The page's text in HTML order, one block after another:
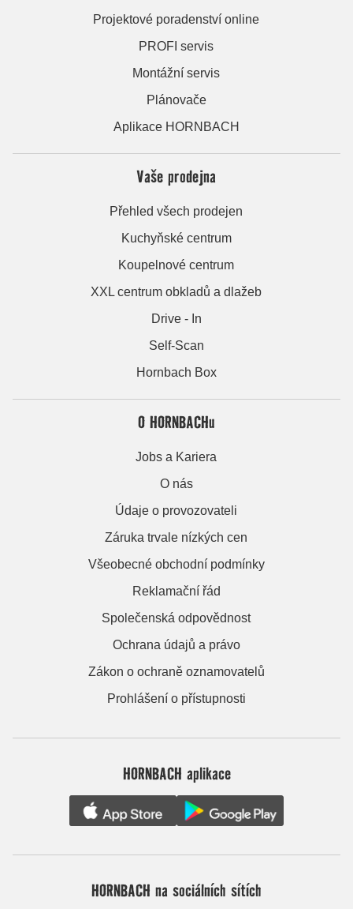
Projektové poradenství online
PROFI servis
Montážní servis
Plánovače
Aplikace HORNBACH
Vaše prodejna
Přehled všech prodejen
Kuchyňské centrum
Koupelnové centrum
XXL centrum obkladů a dlažeb
Drive - In
Self-Scan
Hornbach Box
O HORNBACHu
Jobs a Kariera
O nás
Údaje o provozovateli
Záruka trvale nízkých cen
Všeobecné obchodní podmínky
Reklamační řád
Společenská odpovědnost
Ochrana údajů a právo
Zákon o ochraně oznamovatelů
Prohlášení o přístupnosti
HORNBACH aplikace
HORNBACH na sociálních sítích